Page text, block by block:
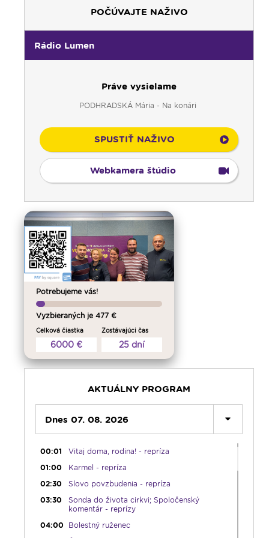
POČÚVAJTE NAŽIVO
Rádio Lumen
Práve vysielame
PODHRADSKÁ Mária - Na konári
SPUSTIŤ NAŽIVO
Webkamera štúdio
Potrebujeme vás!
Vyzbieraných je 477 €
Celková čiastka
6000 €
Zostávajúci čas
25 dní
AKTUÁLNY PROGRAM
Dnes 07. 08. 2026
00:00 Predel do nového dňa
00:01
Vitaj doma, rodina! - repríza
01:00
Karmel - repríza
02:30
Slovo povzbudenia - repríza
03:30
Sonda do života cirkvi; Spoločenský
komentár - reprízy
04:00
Bolestný ruženec